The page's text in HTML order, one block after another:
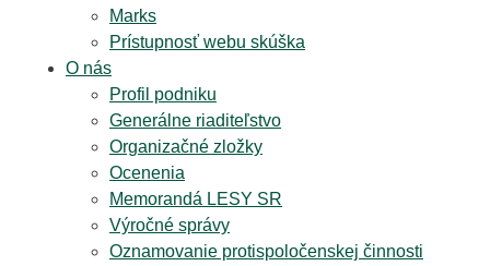
Marks
Prístupnosť webu skúška
O nás
Profil podniku
Generálne riaditeľstvo
Organizačné zložky
Ocenenia
Memorandá LESY SR
Výročné správy
Oznamovanie protispoločenskej činnosti